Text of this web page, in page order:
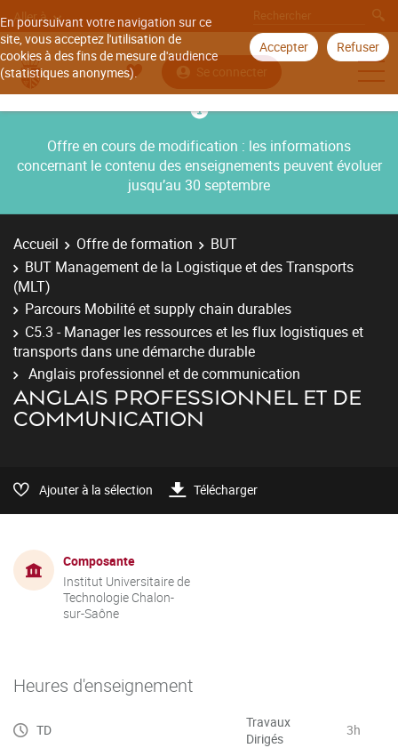
En poursuivant votre navigation sur ce
site, vous acceptez l'utilisation de
cookies à des fins de mesure d'audience
(statistiques anonymes).
Accepter Refuser
Aller à
Se connecter
Offre en cours de modification : les informations
concernant le contenu des enseignements peuvent évoluer
jusqu’au 30 septembre
Accueil Offre de formation
BUT
BUT Management de la Logistique et des Transports
(MLT)
Parcours Mobilité et supply chain durables
C5.3 - Manager les ressources et les flux logistiques et
transports dans une démarche durable
Anglais professionnel et de communication
ANGLAIS PROFESSIONNEL ET DE
COMMUNICATION
Ajouter à la sélection Télécharger
Composante
Institut Universitaire de
Technologie Chalon-
sur-Saône
Heures d'enseignement
TD
Travaux
Dirigés
3h